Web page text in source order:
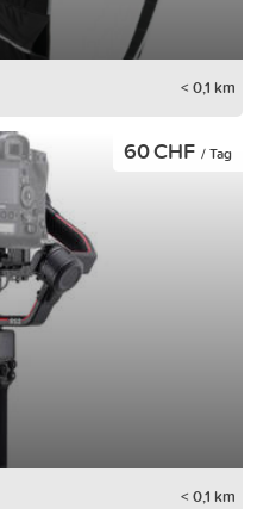
< 0,1 km
60 CHF / Tag
< 0,1 km